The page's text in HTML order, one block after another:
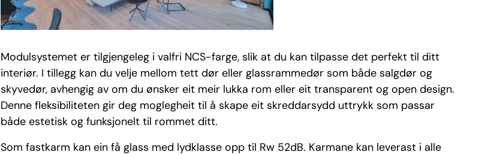
Modulsystemet er tilgjengeleg i valfri NCS-farge, slik at du kan tilpasse det perfekt til ditt
interiør. I tillegg kan du velje mellom tett dør eller glassrammedør som både salgdør og
skyvedør, avhengig av om du ønsker eit meir lukka rom eller eit transparent og open design.
Denne fleksibiliteten gir deg moglegheit til å skape eit skreddarsydd uttrykk som passar
både estetisk og funksjonelt til rommet ditt.
Som fastkarm kan ein få glass med lydklasse opp til Rw 52dB. Karmane kan leverast i alle